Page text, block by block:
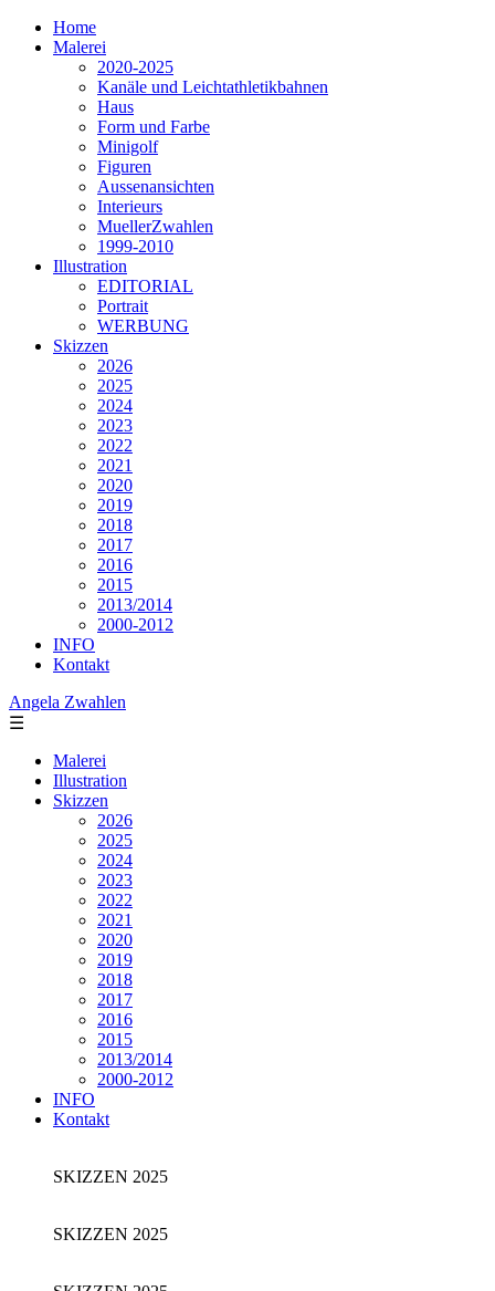
Home
Malerei
2020-2025
Kanäle und Leichtathletikbahnen
Haus
Form und Farbe
Minigolf
Figuren
Aussenansichten
Interieurs
MuellerZwahlen
1999-2010
Illustration
EDITORIAL
Portrait
WERBUNG
Skizzen
2026
2025
2024
2023
2022
2021
2020
2019
2018
2017
2016
2015
2013/2014
2000-2012
INFO
Kontakt
Angela Zwahlen
☰
Malerei
Illustration
Skizzen
2026
2025
2024
2023
2022
2021
2020
2019
2018
2017
2016
2015
2013/2014
2000-2012
INFO
Kontakt
SKIZZEN 2025
SKIZZEN 2025